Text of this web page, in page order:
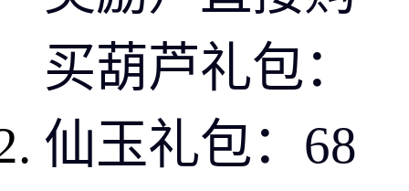
买葫芦礼包：
仙玉礼包：68